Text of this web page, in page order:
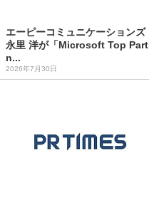
エーピーコミュニケーションズ
永里 洋が「Microsoft Top Part
n...
2026年7月30日